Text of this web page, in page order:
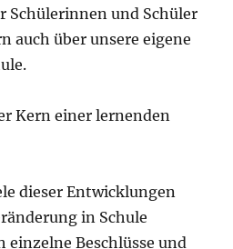
Schülerinnen und Schüler
auch über unsere eigene
Kern einer lernenden
dieser Entwicklungen
in Schule
Beschlüsse und